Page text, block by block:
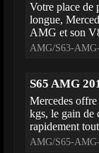
Votre place de
longue,
AMG et son
AMG/S63-
S65 AMG
Mercedes offre
kgs, le gain de
rapidement
AMG/S65-